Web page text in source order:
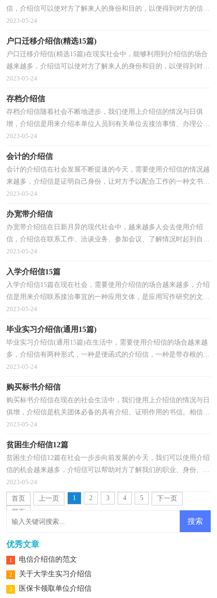
信，介绍信可以使对方了解来人的身份和目的，以便得到对方的信任
和支持。怎么写介绍信才能避免踩雷呢？下面是小编帮大...
2023-05-24
户口迁移介绍信(精选15篇)
户口迁移介绍信(精选15篇)在现实社会中，能够利用到介绍信的场合
越来越多，介绍信可以使对方了解来人的身份和目的，以便得到对方
的信任和支持。在写之前，可以先参考范文，下面是小编...
2023-05-24
存档介绍信
存档介绍信随着社会不断地进步，我们使用上介绍信的情况与日俱
增，介绍信是用来介绍本单位人员到有关单位去接洽事情、办理公务
的一种专用书信。那么，怎么去写介绍信呢？下面是小编...
2023-05-24
会计的介绍信
会计的介绍信在社会发展不断提速的今天，需要使用介绍信的情况越
来越多，介绍信是证明自己身份，让对方予以配合工作的一种文书。
如何写一份恰当的介绍信呢？以下是小编为大家收集的...
2023-05-24
办宽带介绍信
办宽带介绍信在日新月异的现代社会中，越来越多人会去使用介绍
信，介绍信在联系工作、洽谈业务、参加会议、了解情况时起到自我
说明的作用。还是对介绍信一筹莫展吗？下面是小编整...
2023-05-24
入学介绍信15篇
入学介绍信15篇在现在社会，需要使用介绍信的场合越来越多，介绍
信是用来介绍联系接洽事宜的一种应用文体，是应用写作研究的文体
之一。相信很多朋友都对写介绍信感到非常苦恼吧，下...
2023-05-24
毕业实习介绍信(通用15篇)
毕业实习介绍信(通用15篇)在生活中，需要使用介绍信的场合越来越
多，介绍信有两种形式，一种是便函式的介绍信，一种是带存根的介
绍信。那么问题来了，到底应如何写一份恰当的介绍信呢...
2023-05-24
购买标书介绍信
购买标书介绍信在现在的社会生活中，我们使用上介绍信的情况与日
俱增，介绍信是机关团体必备的具有介绍、证明作用的书信。相信写
介绍信是一个让许多人都头痛的问题，以下是小编为...
2023-05-24
贫困生介绍信12篇
贫困生介绍信12篇在社会一步步向前发展的今天，我们可以使用介绍
信的机会越来越多，介绍信可以帮助对方了解我们的职业、身份、要
办的事情、要见的人、有什么希望和要求等。怎么...
2023-05-24
首页 上一页 1 2 3 4 5
下一页
尾页
优秀文章
1 电信介绍信的范文
2 关于大学生实习介绍信
3 医保卡领取单位介绍信